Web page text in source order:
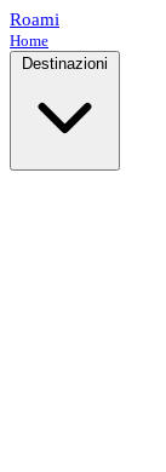
Roami
Home
Destinazioni